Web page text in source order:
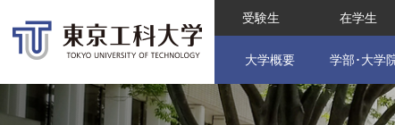
受験生 在学生
大学概要 学部･大学